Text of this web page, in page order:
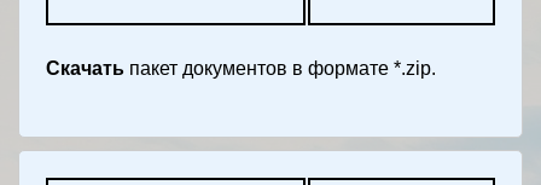
Скачать пакет документов в формате *.zip.